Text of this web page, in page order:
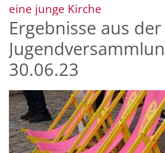
eine junge Kirche
Ergebnisse aus der
30.06.23